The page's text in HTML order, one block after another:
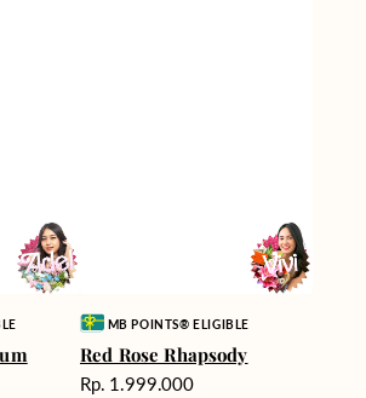
Vendor:MB POINTS® ELIGIBLE
Red Rose Rhapsody
Harga
Rp. 1.999.000